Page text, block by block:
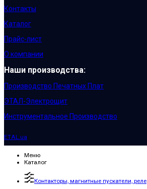
Контакты
Каталог
Прайс-лист
О компании
Наши производства:
Производство Печатных Плат
ЭТАЛ-Электрощит
Инструментальное Производство
ETAL.ua
Меню
Каталог
Контакторы, магнитные пускатели, реле